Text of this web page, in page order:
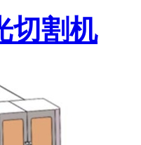
切割机